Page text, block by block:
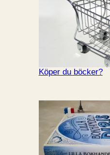
Köper du böcker?